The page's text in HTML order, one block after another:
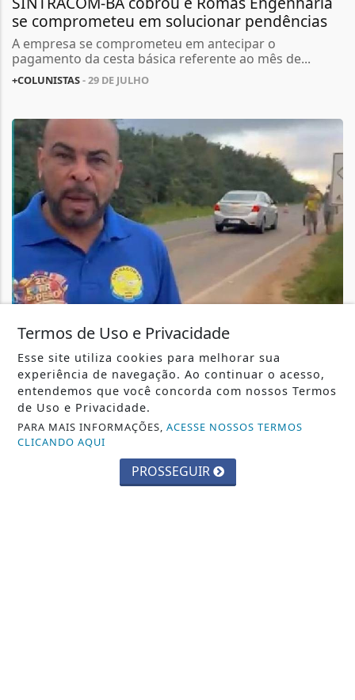
se comprometeu em solucionar pendências
A empresa se comprometeu em antecipar o
pagamento da cesta básica referente ao mês de...
+COLUNISTAS- 29 DE JULHO
SINTRACOM-BA DESTACA!
SINTRACOM-BA cobra transporte para os
trabalhadores do Consórcio Mais Saúde, em...
O presidente do SINTRACOM-BA Carlos Silva
denunciou as condições dos trabalhadores...
+COLUNISTAS- 28 DE JULHO
Termos de Uso e Privacidade
Esse site utiliza cookies para melhorar sua
experiência de navegação. Ao continuar o acesso,
entendemos que você concorda com nossos Termos
de Uso e Privacidade.
PARA MAIS INFORMAÇÕES,ACESSE NOSSOS TERMOS
CLICANDO AQUI
PROSSEGUIR